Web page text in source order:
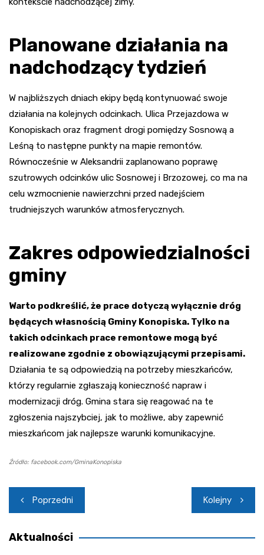
Planowane działania na
nadchodzący tydzień
W najbliższych dniach ekipy będą kontynuować swoje
działania na kolejnych odcinkach. Ulica Przejazdowa w
Konopiskach oraz fragment drogi pomiędzy Sosnową a
Leśną to następne punkty na mapie remontów.
Równocześnie w Aleksandrii zaplanowano poprawę
szutrowych odcinków ulic Sosnowej i Brzozowej, co ma na
celu wzmocnienie nawierzchni przed nadejściem
trudniejszych warunków atmosferycznych.
Zakres odpowiedzialności
gminy
Warto podkreślić, że prace dotyczą wyłącznie dróg
będących własnością Gminy Konopiska. Tylko na
takich odcinkach prace remontowe mogą być
realizowane zgodnie z obowiązującymi przepisami.
Działania te są odpowiedzią na potrzeby mieszkańców,
którzy regularnie zgłaszają konieczność napraw i
modernizacji dróg. Gmina stara się reagować na te
zgłoszenia najszybciej, jak to możliwe, aby zapewnić
mieszkańcom jak najlepsze warunki komunikacyjne.
Źródło: facebook.com/GminaKonopiska
Nawigacja
wpisu
Poprzedni Kolejny
Aktualności